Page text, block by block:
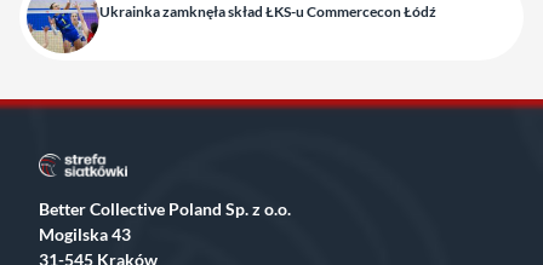
Ukrainka zamknęła skład ŁKS-u Commercecon Łódź
Better Collective Poland Sp. z o.o.
Mogilska 43
31-545 Kraków